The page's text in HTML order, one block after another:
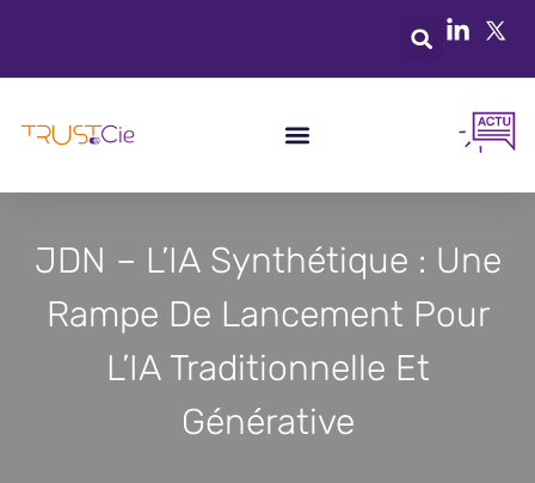
JDN – L’IA Synthétique : Une
Rampe De Lancement Pour
L’IA Traditionnelle Et
Générative